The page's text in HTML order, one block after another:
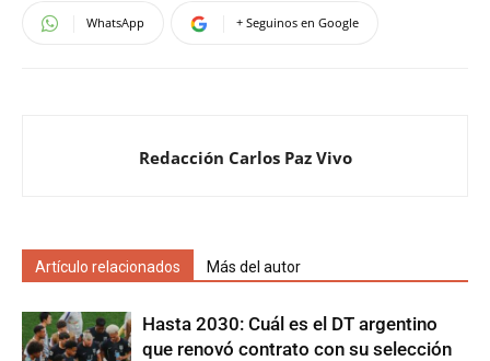
WhatsApp + Seguinos en Google
Redacción Carlos Paz Vivo
Artículo relacionados Más del autor
Hasta 2030: Cuál es el DT argentino
que renovó contrato con su selección